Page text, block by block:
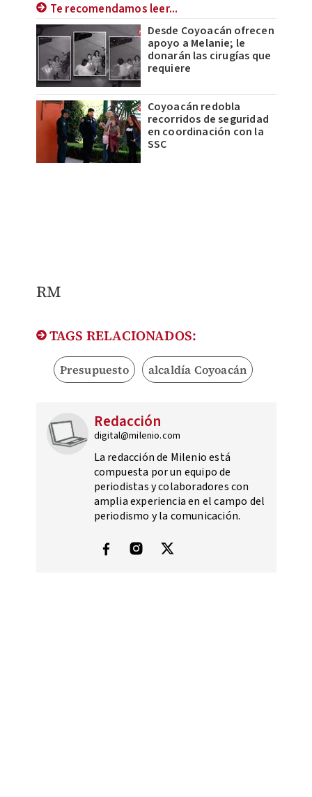
Te recomendamos leer...
Desde Coyoacán ofrecen
apoyo a Melanie; le
donarán las cirugías que
requiere
Coyoacán redobla
recorridos de seguridad
en coordinación con la
SSC
RM
TAGS RELACIONADOS:
Presupuesto alcaldía Coyoacán
Redacción
digital@milenio.com
La redacción de Milenio está
compuesta por un equipo de
periodistas y colaboradores con
amplia experiencia en el campo del
periodismo y la comunicación.